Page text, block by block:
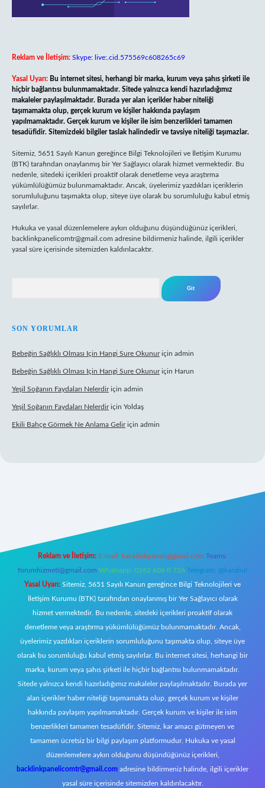
Reklam ve İletişim: Skype: live:.cid.575569c608265c69
Yasal Uyarı: Bu internet sitesi, herhangi bir marka, kurum veya şahıs şirketi ile
hiçbir bağlantısı bulunmamaktadır. Sitede yalnızca kendi hazırladığımız
makaleler paylaşılmaktadır. Burada yer alan içerikler haber niteliği
taşımamakta olup, gerçek kurum ve kişiler hakkında paylaşım
yapılmamaktadır. Gerçek kurum ve kişiler ile isim benzerlikleri tamamen
tesadüfidir. Sitemizdeki bilgiler taslak halindedir ve tavsiye niteliği taşımazlar.
Sitemiz, 5651 Sayılı Kanun gereğince Bilgi Teknolojileri ve İletişim Kurumu
(BTK) tarafından onaylanmış bir Yer Sağlayıcı olarak hizmet vermektedir. Bu
nedenle, sitedeki içerikleri proaktif olarak denetleme veya araştırma
yükümlülüğümüz bulunmamaktadır. Ancak, üyelerimiz yazdıkları içeriklerin
sorumluluğunu taşımakta olup, siteye üye olarak bu sorumluluğu kabul etmiş
sayılırlar.
Hukuka ve yasal düzenlemelere aykırı olduğunu düşündüğünüz içerikleri,
backlinkpanelicomtr@gmail.com adresine bildirmeniz halinde, ilgili içerikler
yasal süre içerisinde sitemizden kaldırılacaktır.
SON YORUMLAR
Bebeğin Sağlıklı Olması Için Hangi Sure Okunuriçin admin
Bebeğin Sağlıklı Olması Için Hangi Sure Okunuriçin Harun
Yeşil Soğanın Faydaları Nelerdiriçin admin
Yeşil Soğanın Faydaları Nelerdiriçin Yoldaş
Ekili Bahçe Görmek Ne Anlama Geliriçin admin
Reklam ve İletişim: E-mail: backlinkpaneli@gmail.com Teams:
forumhizmeti@gmail.com Whatsapp: 0262 606 0 726 Telegram: @karabul
Yasal Uyarı: Sitemiz, 5651 Sayılı Kanun gereğince Bilgi Teknolojileri ve
İletişim Kurumu (BTK) tarafından onaylanmış bir Yer Sağlayıcı olarak
hizmet vermektedir. Bu nedenle, sitedeki içerikleri proaktif olarak
denetleme veya araştırma yükümlülüğümüz bulunmamaktadır. Ancak,
üyelerimiz yazdıkları içeriklerin sorumluluğunu taşımakta olup, siteye üye
olarak bu sorumluluğu kabul etmiş sayılırlar. Bu internet sitesi, herhangi bir
marka, kurum veya şahıs şirketi ile hiçbir bağlantısı bulunmamaktadır.
Sitede yalnızca kendi hazırladığımız makaleler paylaşılmaktadır. Burada yer
alan içerikler haber niteliği taşımamakta olup, gerçek kurum ve kişiler
hakkında paylaşım yapılmamaktadır. Gerçek kurum ve kişiler ile isim
benzerlikleri tamamen tesadüfidir. Sitemiz, kar amacı gütmeyen ve
tamamen ücretsiz bir bilgi paylaşım platformudur. Hukuka ve yasal
düzenlemelere aykırı olduğunu düşündüğünüz içerikleri,
backlinkpanelicomtr@gmail.com adresine bildirmeniz halinde, ilgili içerikler
yasal süre içerisinde sitemizden kaldırılacaktır.